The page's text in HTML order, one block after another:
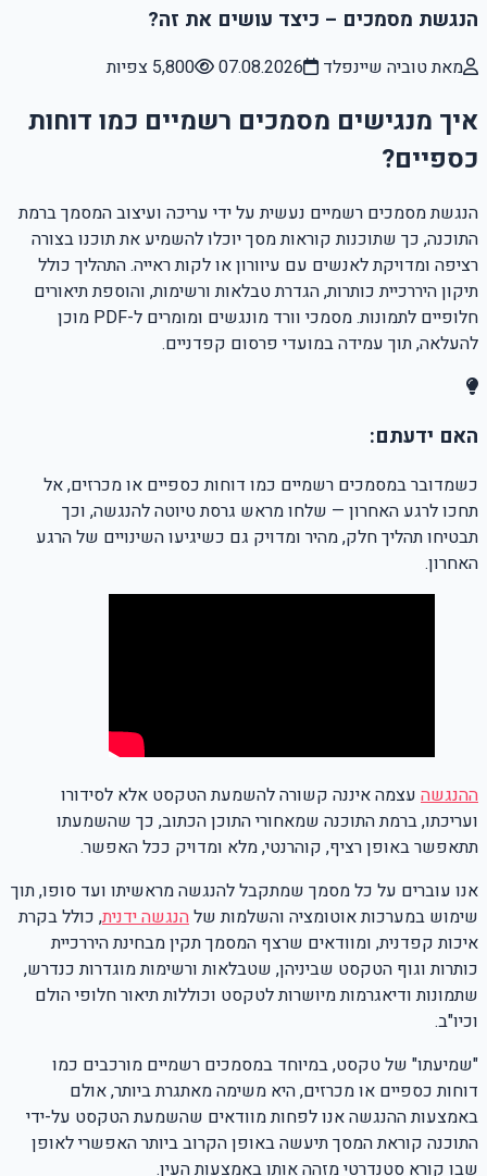
הנגשת מסמכים – כיצד עושים את זה?
מאת טוביה שיינפלד 07.08.2026 5,800 צפיות
איך מנגישים מסמכים רשמיים כמו דוחות
כספיים?
הנגשת מסמכים רשמיים נעשית על ידי עריכה ועיצוב המסמך ברמת
התוכנה, כך שתוכנות קוראות מסך יוכלו להשמיע את תוכנו בצורה
רציפה ומדויקת לאנשים עם עיוורון או לקות ראייה. התהליך כולל
תיקון היררכיית כותרות, הגדרת טבלאות ורשימות, והוספת תיאורים
חלופיים לתמונות. מסמכי וורד מונגשים ומומרים ל-PDF מוכן
להעלאה, תוך עמידה במועדי פרסום קפדניים.
האם ידעתם:
כשמדובר במסמכים רשמיים כמו דוחות כספיים או מכרזים, אל
תחכו לרגע האחרון — שלחו מראש גרסת טיוטה להנגשה, וכך
תבטיחו תהליך חלק, מהיר ומדויק גם כשיגיעו השינויים של הרגע
האחרון.
ההנגשה עצמה איננה קשורה להשמעת הטקסט אלא לסידורו
ועריכתו, ברמת התוכנה שמאחורי התוכן הכתוב, כך שהשמעתו
תתאפשר באופן רציף, קוהרנטי, מלא ומדויק ככל האפשר.
אנו עוברים על כל מסמך שמתקבל להנגשה מראשיתו ועד סופו, תוך
שימוש במערכות אוטומציה והשלמות שלהנגשה ידנית, כולל בקרת
איכות קפדנית, ומוודאים שרצף המסמך תקין מבחינת היררכיית
כותרות וגוף הטקסט שביניהן, שטבלאות ורשימות מוגדרות כנדרש,
שתמונות ודיאגרמות מיושרות לטקסט וכוללות תיאור חלופי הולם
וכיו"ב.
"שמיעתו" של טקסט, במיוחד במסמכים רשמיים מורכבים כמו
דוחות כספיים או מכרזים, היא משימה מאתגרת ביותר, אולם
באמצעות ההנגשה אנו לפחות מוודאים שהשמעת הטקסט על-ידי
התוכנה קוראת המסך תיעשה באופן הקרוב ביותר האפשרי לאופן
שבו קורא סטנדרטי מזהה אותו באמצעות העין.